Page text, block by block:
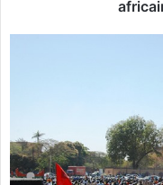
i
n
p
u
t